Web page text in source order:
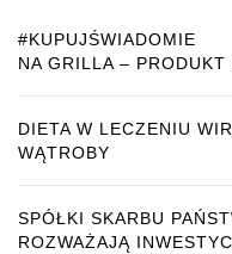
#KUPUJŚWIADOMIE
NA GRILLA – PRODUKT
DIETA W LECZENIU
WĄTROBY
SPÓŁKI SKARBU
ROZWAŻAJĄ